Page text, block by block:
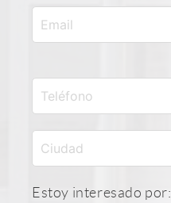
Estoy interesado por: